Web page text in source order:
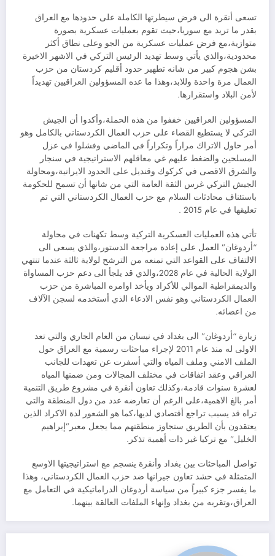
تسعى أنقرة الى فرض سيطرتها الكاملة على حدودها مع العراق
بقدر ما تريد مع سوريا،حيث تقوم بعمليات عسكرية بصورة
متوازية،مع فرض عمليات عسكرية من الجو وعلى نطاق أكثر
محدودية،والذي يأتي وسط تهديد الرئيس التركي في الاشهر الاخيرة
بشن هجوم كبير من شانه تطهير حدود أقليم كردستان من حزب
العمال مرة واحدة وللابد،وهذا ما عده المسؤولين العراقيين تهديداً
لأمن البلاد واستقرارها.
المسؤولين العراقيين خففوا من هذه الحملة،وأكدوا أن الجيش
التركي لا يستطيع القضاء على حزب العمال الكردستاني بالكامل وهو
أمر حاول الاتراك مراراً وتكراراً في الماضي وفشلوا في عزل
المسلحين والضغط عليهم غي معاقلهم الاستراتيجية في سنجار
والشرق الاقصى في كركوك وقنديل على الحدود الايرانية،ومحاولة
الجيش التركي غرس الثقة العامة التي من شانها أن تسمح للحكومة
باستئناف محادثات السلام مع حزب العمال الكردستاني التي تم
تعليقها في عام 2015 .
تأتي هذه العمليات العسكرية التركية وسط تكهنات في محاولة
“أردوغان” العمل على إعادة مراجعة الدستور،والذي يسعى الى
الالتفاف على القواعد التي تمنعه من الترشح لولاية ثالثة عندما تنتهي
الولاية الحالية في عام 2028،والذي قد يلجأ الى دعم حزب المساواة
والديمقراطية الموالي للأكراد ويأخذ اوامره المباشرة من حزب
العمال الكردستاني وهو نفس الادعاء الذي أستخدمه لسجن الآلاف
من اعضائه.
زيارة “أردوغان” الى بغداد في نيسان من العام الجاري والتي تعد
الاولى له منذ عام 2011 لإجراء مباحثات رسمية مع العراق حول
الملف الامني وملف المياه والتي أسفرت عن تعهدات للجانب
العراقي وعقد اتفاقات في مختلف المجالات ومن ضمنها المياه
لعشرة سنوات قادمة،وكذلك تعاون أنقرة في مشروع طريق التنمية
أمر بالغ الاهمية،على الرغم أن تعارضه عدد من دول المنطقة والتي
تراه قد يسبب تراجع أقتصادي لديها،كما هو الشعور لدة الاكراد الذين
يعتقدون بأن الطريق ستجاوز منطقتهم مما يجعل معبر”إبراهيم
الخليل” مع تركيا غير ذات أهمية تذكر.
تواصل المباحثات بين بغداد وأنقرة ينسجم مع استراتيجيتها الاوسع
المتمثلة في حشد تعاون جيرانها ضد حزب العمال الكردستاني، وهذا
ما يفسر جزء كبيراً من سياسة أردوغان الدراماتيكية في التعامل مع
العراق،وتقربه من بغداد وإنهاء الملفات العالقة بينهما.